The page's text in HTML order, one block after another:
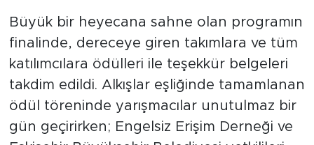
Büyük bir heyecana sahne olan programın
finalinde, dereceye giren takımlara ve tüm
katılımcılara ödülleri ile teşekkür belgeleri
takdim edildi. Alkışlar eşliğinde tamamlanan
ödül töreninde yarışmacılar unutulmaz bir